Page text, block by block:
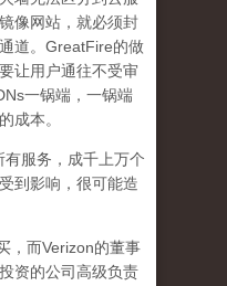
像网站，就必须封
道。GreatFire的做
让用户通往不受审
一锅端，一锅端
成本。
服务，成千上万个
到影响，很可能造
，而Verizon的董事
资的公司高级负责